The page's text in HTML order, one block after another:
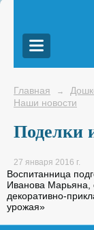
Главная →
Наши новости
Поделки
27 января 2016 г.
Воспитанница
Иванова Марьяна,
декоративно-
урожая»